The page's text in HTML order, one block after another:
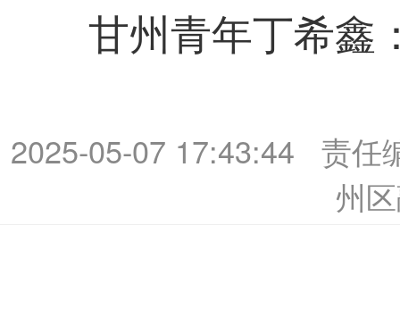
甘州青年丁希鑫
2025-05-07 17:43:44
责任
州